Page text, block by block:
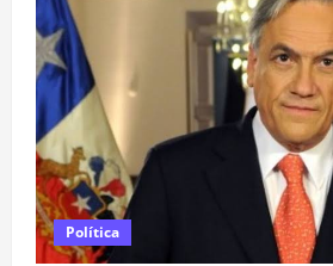
ó
n
d
e
e
Política